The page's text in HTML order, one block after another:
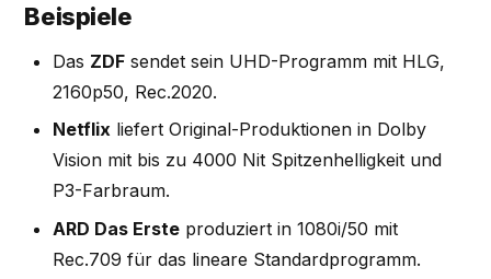
Beispiele
Das ZDFsendet sein UHD-Programm mit HLG,
2160p50, Rec.2020.
Netflixliefert Original-Produktionen in Dolby
Vision mit bis zu 4000 Nit Spitzenhelligkeit und
P3-Farbraum.
ARD Das Ersteproduziert in 1080i/50 mit
Rec.709 für das lineare Standardprogramm.